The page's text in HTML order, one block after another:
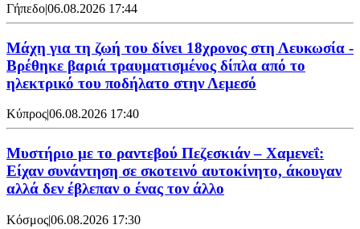
Γήπεδο|06.08.2026 17:44
Μάχη για τη ζωή του δίνει 18χρονος στη Λευκωσία -
Βρέθηκε βαριά τραυματισμένος δίπλα από το
ηλεκτρικό του ποδήλατο στην Λεμεσό
Κύπρος|06.08.2026 17:40
Μυστήριο με το ραντεβού Πεζεσκιάν – Χαμενεΐ:
Είχαν συνάντηση σε σκοτεινό αυτοκίνητο, άκουγαν
αλλά δεν έβλεπαν ο ένας τον άλλο
Κόσμος|06.08.2026 17:30